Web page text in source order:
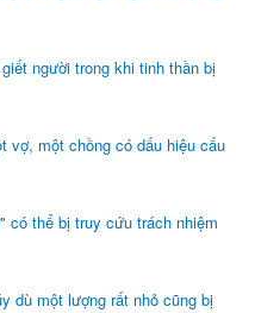
người trong khi tinh thần bị
vợ, một chồng có dấu hiệu cấu
có thể bị truy cứu trách nhiệm
dù một lượng rất nhỏ cũng bị